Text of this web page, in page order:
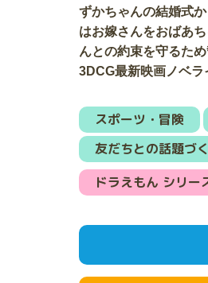
ずかちゃんの結婚式
はお嫁さんをおばあ
んとの約束を守るた
3DCG最新映画ノベラ
スポーツ・冒険
友だちとの話題づ
ドラえもん シリー